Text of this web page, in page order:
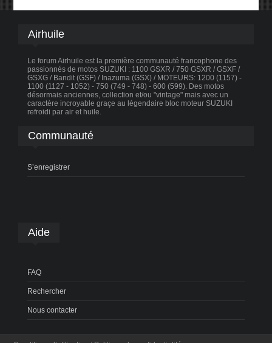
Airhuile
Le forum Airhuile est la première communauté francophone des
passionnés de motos SUZUKI : 1100 GSXR / 750 GSXR / GSXF /
GSXG / Bandit (GSF) / Inazuma (GSX) / MOTEURS: 1200 (1157) -
1100 (1127 - 1052) - 750 (749 - 748) - 600 (599). Des motos
désormais anciennes, collection et/ou "vintage" mais avec un
caractère incroyable graçe au légendaire bloc moteur SUZUKI
refroidi par air et huile.
Communauté
S’enregistrer
Aide
FAQ
Rechercher
Nous contacter